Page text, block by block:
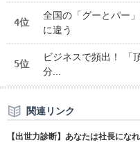
4位
全国の「グーとパー
に違う
5位
ビジネスで頻出！ 「
分...
関連リンク
【出世力診断】あなたは社長にな